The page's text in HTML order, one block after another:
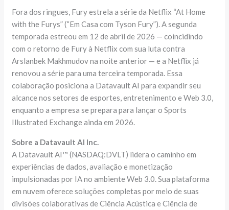
Fora dos ringues, Fury estrela a série da Netflix “At Home
with the Furys” (“Em Casa com Tyson Fury”). A segunda
temporada estreou em 12 de abril de 2026 — coincidindo
com o retorno de Fury à Netflix com sua luta contra
Arslanbek Makhmudov na noite anterior — e a Netflix já
renovou a série para uma terceira temporada. Essa
colaboração posiciona a Datavault AI para expandir seu
alcance nos setores de esportes, entretenimento e Web 3.0,
enquanto a empresa se prepara para lançar o Sports
Illustrated Exchange ainda em 2026.
Sobre a Datavault AI Inc.
A Datavault AI™ (NASDAQ:DVLT) lidera o caminho em
experiências de dados, avaliação e monetização
impulsionadas por IA no ambiente Web 3.0. Sua plataforma
em nuvem oferece soluções completas por meio de suas
divisões colaborativas de Ciência Acústica e Ciência de